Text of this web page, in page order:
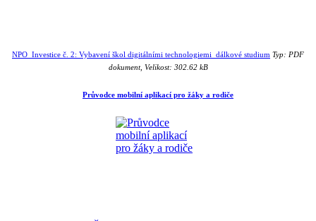
NPO_Investice č. 2: Vybavení škol digitálními technologiemi_dálkové studium Typ: PDF
dokument, Velikost: 302.62 kB
Průvodce mobilní aplikací pro žáky a rodiče